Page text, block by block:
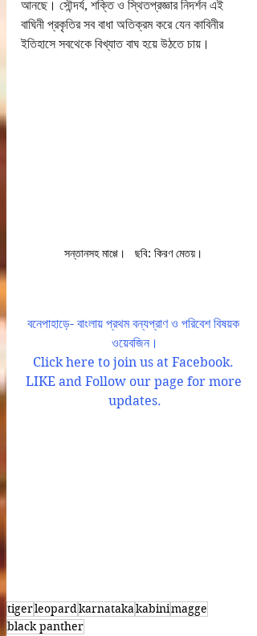
আনছে। সৌন্দর্য, শক্তি ও স্থিতপ্রজ্ঞার নিদর্শন এই
বাঘিনী প্রকৃতির সব বাধা অতিক্রম করে যেন কাবিনীর
ইতিহাসে সবথেকে বিখ্যাত বাঘ হয়ে উঠতে চায়।
সন্তানসহ মাগ্গে।   ছবি: কিরণ মেতয়।
বনেপাহাড়ে- বাংলায় প্রথম বন্যপ্রাণ ও পরিবেশ বিষয়ক
ওয়েবজিন।
Click here to join us at Facebook.
LIKE and Follow our page for more
updates.
tigerleopardkarnatakakabinimagge
black panther